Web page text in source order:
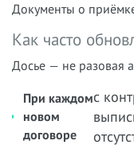
Документы о
Как часто
Досье — не разовая
При каждом
новом
договоре
с